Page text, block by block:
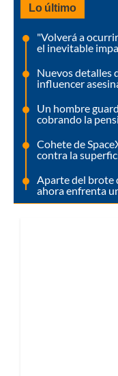
Lo último
"Volverá a
el inevitable
Nuevos detalles
influencer
Un hombre
cobrando la
Cohete de
contra la
Aparte del brote
ahora enfrenta